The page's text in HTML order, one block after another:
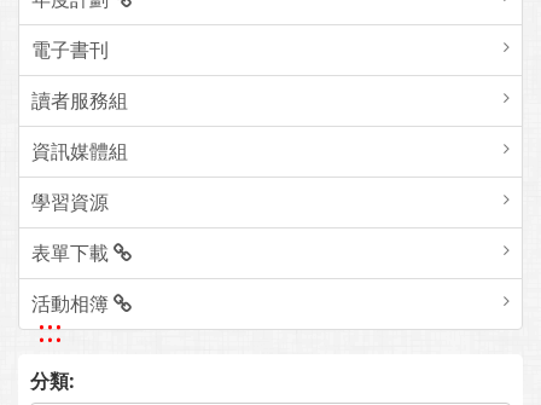
電子書刊
讀者服務組
資訊媒體組
學習資源
表單下載
活動相簿
:::
分類: